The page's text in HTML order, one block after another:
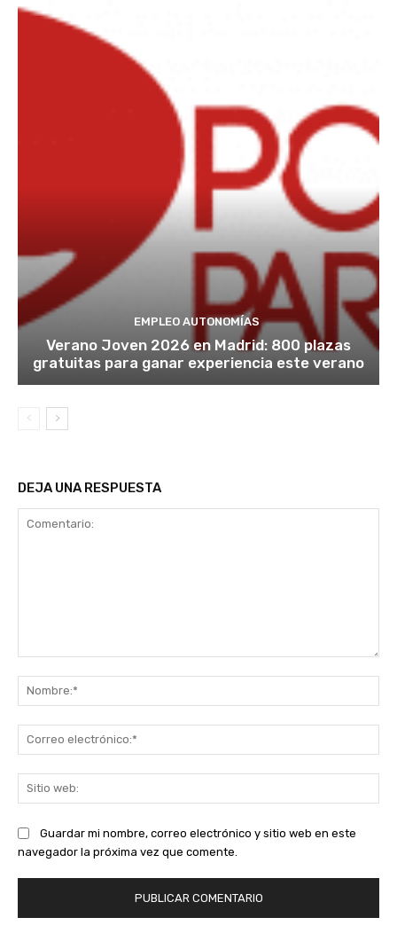
EMPLEO AUTONOMÍAS
Verano Joven 2026 en Madrid: 800 plazas
gratuitas para ganar experiencia este verano
DEJA UNA RESPUESTA
Guardar mi nombre, correo electrónico y sitio web en este
navegador la próxima vez que comente.